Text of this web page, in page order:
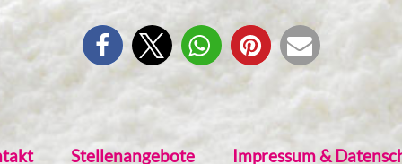
Stellenangebote Impressum &